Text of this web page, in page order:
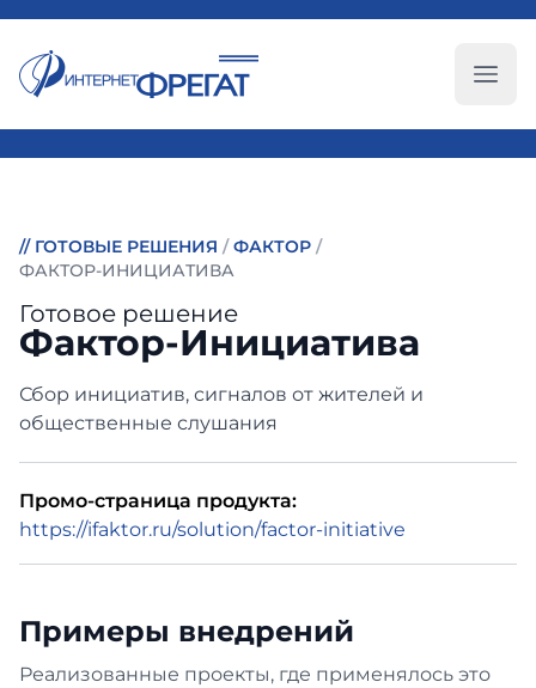
// ГОТОВЫЕ РЕШЕНИЯ / ФАКТОР /
ФАКТОР-ИНИЦИАТИВА
Готовое решение
Фактор-Инициатива
Сбор инициатив, сигналов от жителей и
общественные слушания
Промо-страница продукта:
https://ifaktor.ru/solution/factor-initiative
Примеры внедрений
Реализованные проекты, где применялось это